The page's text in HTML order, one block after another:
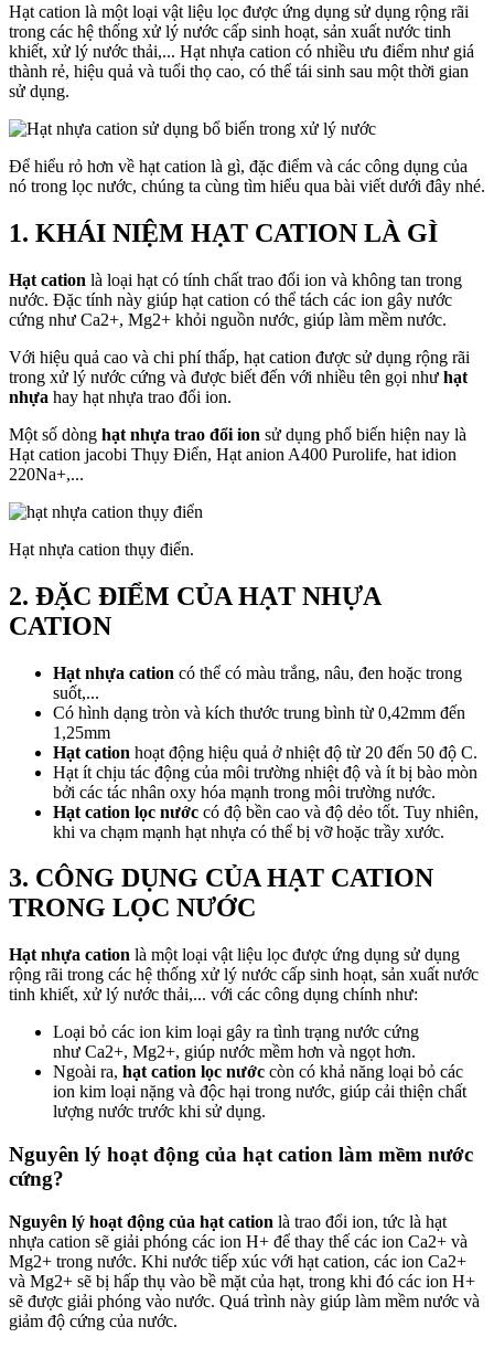
Hạt cation là một loại vật liệu lọc được ứng dụng sử dụng rộng rãi
trong các hệ thống xử lý nước cấp sinh hoạt, sản xuất nước tinh
khiết, xử lý nước thải,... Hạt nhựa cation có nhiều ưu điểm như giá
thành rẻ, hiệu quả và tuổi thọ cao, có thể tái sinh sau một thời gian
sử dụng.
Để hiểu rỏ hơn về hạt cation là gì, đặc điểm và các công dụng của
nó trong lọc nước, chúng ta cùng tìm hiểu qua bài viết dưới đây nhé.
1. KHÁI NIỆM HẠT CATION LÀ GÌ
Hạt cation là loại hạt có tính chất trao đổi ion và không tan trong
nước. Đặc tính này giúp hạt cation có thể tách các ion gây nước
cứng như Ca2+, Mg2+ khỏi nguồn nước, giúp làm mềm nước.
Với hiệu quả cao và chi phí thấp, hạt cation được sử dụng rộng rãi
trong xử lý nước cứng và được biết đến với nhiều tên gọi như hạt
nhựa hay hạt nhựa trao đổi ion.
Một số dòng hạt nhựa trao đổi ion sử dụng phổ biến hiện nay là
Hạt cation jacobi Thụy Điển, Hạt anion A400 Purolife, hat idion
220Na+,...
Hạt nhựa cation thụy điển.
2. ĐẶC ĐIỂM CỦA HẠT NHỰA
CATION
Hạt nhựa cation có thể có màu trắng, nâu, đen hoặc trong
suốt,...
Có hình dạng tròn và kích thước trung bình từ 0,42mm đến
1,25mm
Hạt cation hoạt động hiệu quả ở nhiệt độ từ 20 đến 50 độ C.
Hạt ít chịu tác động của môi trường nhiệt độ và ít bị bào mòn
bởi các tác nhân oxy hóa mạnh trong môi trường nước.
Hạt cation lọc nước có độ bền cao và độ dẻo tốt. Tuy nhiên,
khi va chạm mạnh hạt nhựa có thể bị vỡ hoặc trầy xước.
3. CÔNG DỤNG CỦA HẠT CATION
TRONG LỌC NƯỚC
Hạt nhựa cation là một loại vật liệu lọc được ứng dụng sử dụng
rộng rãi trong các hệ thống xử lý nước cấp sinh hoạt, sản xuất nước
tinh khiết, xử lý nước thải,... với các công dụng chính như:
Loại bỏ các ion kim loại gây ra tình trạng nước cứng
như Ca2+, Mg2+, giúp nước mềm hơn và ngọt hơn.
Ngoài ra, hạt cation lọc nước còn có khả năng loại bỏ các
ion kim loại nặng và độc hại trong nước, giúp cải thiện chất
lượng nước trước khi sử dụng.
Nguyên lý hoạt động của hạt cation làm mềm nước
cứng?
Nguyên lý hoạt động của hạt cation là trao đổi ion, tức là hạt
nhựa cation sẽ giải phóng các ion H+ để thay thế các ion Ca2+ và
Mg2+ trong nước. Khi nước tiếp xúc với hạt cation, các ion Ca2+
và Mg2+ sẽ bị hấp thụ vào bề mặt của hạt, trong khi đó các ion H+
sẽ được giải phóng vào nước. Quá trình này giúp làm mềm nước và
giảm độ cứng của nước.